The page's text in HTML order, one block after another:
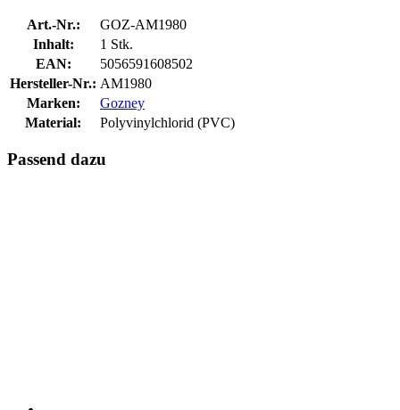
Art.-Nr.:
GOZ-AM1980
Inhalt:
1 Stk.
EAN:
5056591608502
Hersteller-Nr.: AM1980
Marken:
Gozney
Material:
Polyvinylchlorid (PVC)
Passend dazu